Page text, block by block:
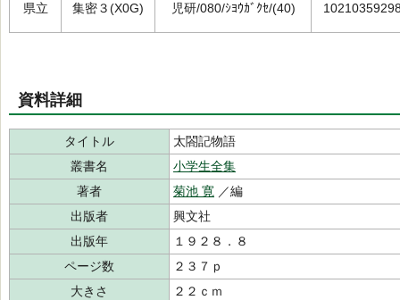
県立 集密３(X0G) 児研/080/ｼﾖｳｶﾞｸｾ/(40)
資料詳細
タイトル
太閤記物語
叢書名
小学生全集
著者
菊池 寛 ／編
出版者
興文社
出版年
１９２８．８
ページ数
２３７ｐ
大きさ
２２ｃｍ